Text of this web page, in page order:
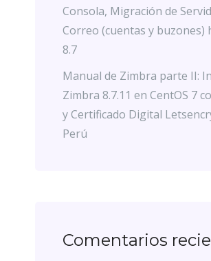
Consola, Migración de
Correo (cuentas y buzones)
8.7
Manual de Zimbra parte II:
Zimbra 8.7.11 en CentOS 7
y Certificado Digital
Perú
Comentarios